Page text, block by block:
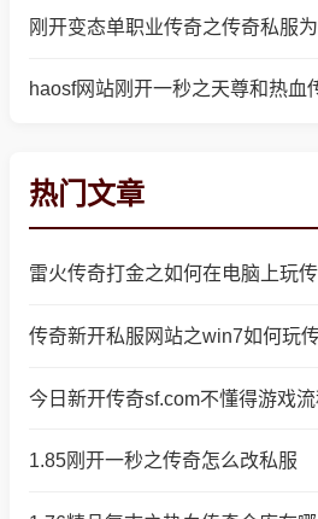
刚开变态单职业传奇之传奇私服
haosf网站刚开一秒之天尊和热血
热门文章
雷火传奇打金之如何在电脑上玩
传奇新开私服网站之win7如何玩
今日新开传奇sf.com不懂得游戏
1.85刚开一秒之传奇怎么改私服